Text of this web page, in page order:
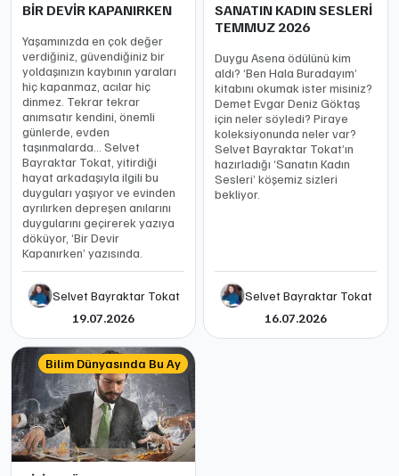
BİR DEVİR KAPANIRKEN
Yaşamınızda en çok değer
verdiğiniz, güvendiğiniz bir
yoldaşınızın kaybının yaraları
hiç kapanmaz, acılar hiç
dinmez. Tekrar tekrar
anımsatır kendini, önemli
günlerde, evden
taşınmalarda… Selvet
Bayraktar Tokat, yitirdiği
hayat arkadaşıyla ilgili bu
duyguları yaşıyor ve evinden
ayrılırken depreşen anılarını
duygularını geçirerek yazıya
döküyor, ‘Bir Devir
Kapanırken’ yazısında.
Selvet Bayraktar Tokat
19.07.2026
SANATIN KADIN SESLERİ
TEMMUZ 2026
Duygu Asena ödülünü kim
aldı? ‘Ben Hala Buradayım’
kitabını okumak ister misiniz?
Demet Evgar Deniz Göktaş
için neler söyledi? Piraye
koleksiyonunda neler var?
Selvet Bayraktar Tokat’ın
hazırladığı ‘Sanatın Kadın
Sesleri’ köşemiz sizleri
bekliyor.
Selvet Bayraktar Tokat
16.07.2026
Bilim Dünyasında Bu Ay